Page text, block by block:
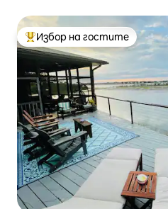
Най-популярен избор на
Избор на гостите